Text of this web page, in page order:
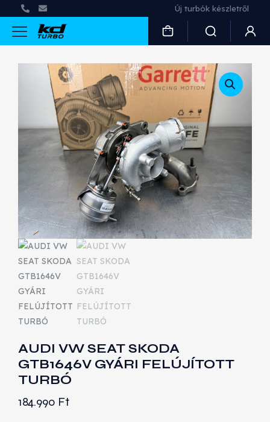
Új turbók készletről
AUDI VW SEAT SKODA
GTB1646V GYÁRI FELÚJÍTOTT
TURBÓ
184.990 Ft